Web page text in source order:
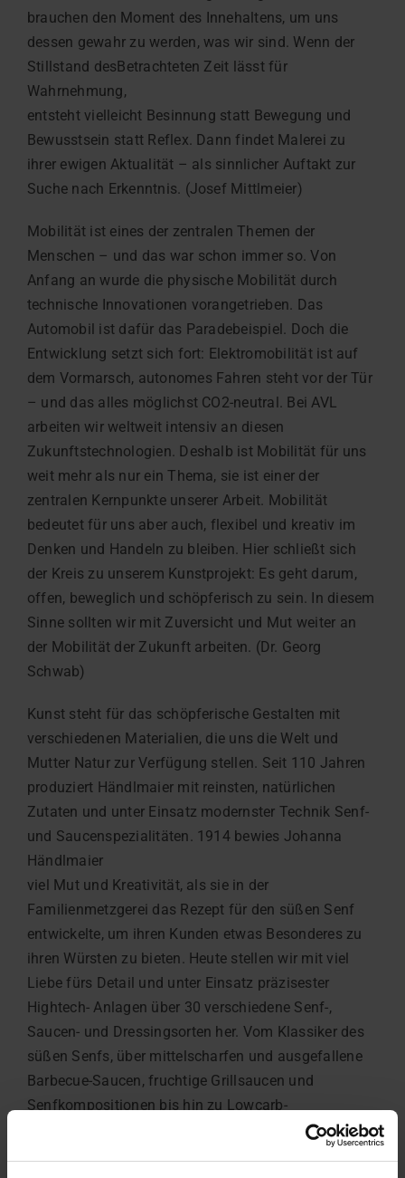
brauchen den Moment des Innehaltens, um uns
dessen gewahr zu werden, was wir sind. Wenn der
Stillstand desBetrachteten Zeit lässt für
Wahrnehmung,
entsteht vielleicht Besinnung statt Bewegung und
Bewusstsein statt Reflex. Dann findet Malerei zu
ihrer ewigen Aktualität – als sinnlicher Auftakt zur
Suche nach Erkenntnis. (Josef Mittlmeier)
Mobilität ist eines der zentralen Themen der
Menschen – und das war schon immer so. Von
Anfang an wurde die physische Mobilität durch
technische Innovationen vorangetrieben. Das
Automobil ist dafür das Paradebeispiel. Doch die
Entwicklung setzt sich fort: Elektromobilität ist auf
dem Vormarsch, autonomes Fahren steht vor der Tür
– und das alles möglichst CO2-neutral. Bei AVL
arbeiten wir weltweit intensiv an diesen
Zukunftstechnologien. Deshalb ist Mobilität für uns
weit mehr als nur ein Thema, sie ist einer der
zentralen Kernpunkte unserer Arbeit. Mobilität
bedeutet für uns aber auch, flexibel und kreativ im
Denken und Handeln zu bleiben. Hier schließt sich
der Kreis zu unserem Kunstprojekt: Es geht darum,
offen, beweglich und schöpferisch zu sein. In diesem
Sinne sollten wir mit Zuversicht und Mut weiter an
der Mobilität der Zukunft arbeiten. (Dr. Georg
Schwab)
Kunst steht für das schöpferische Gestalten mit
verschiedenen Materialien, die uns die Welt und
Mutter Natur zur Verfügung stellen. Seit 110 Jahren
produziert Händlmaier mit reinsten, natürlichen
Zutaten und unter Einsatz modernster Technik Senf-
und Saucenspezialitäten. 1914 bewies Johanna
Händlmaier
viel Mut und Kreativität, als sie in der
Familienmetzgerei das Rezept für den süßen Senf
entwickelte, um ihren Kunden etwas Besonderes zu
ihren Würsten zu bieten. Heute stellen wir mit viel
Liebe fürs Detail und unter Einsatz präzisester
Hightech- Anlagen über 30 verschiedene Senf-,
Saucen- und Dressingsorten her. Vom Klassiker des
süßen Senfs, über mittelscharfen und ausgefallene
Barbecue-Saucen, fruchtige Grillsaucen und
Senfkompositionen bis hin zu Lowcarb-
Salatdressings: Händlmaier steht seit Anbeginn an